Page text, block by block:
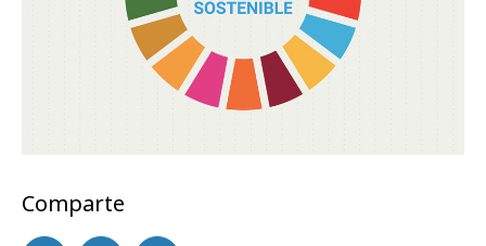
Comparte